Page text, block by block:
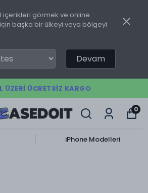
içerikleri görmek ve online
başka bir ülkeyi veya bölgeyi
Devam
ÜZERI ÜCRETSIZ KARGO
0
iPhone Modelleri